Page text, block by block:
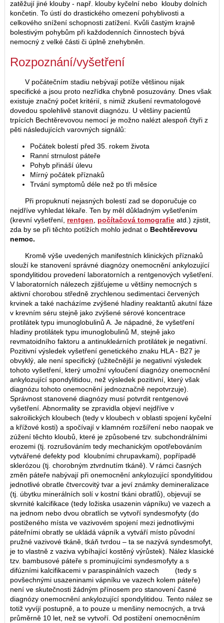
zatěžují jiné klouby - např. klouby kyčelní nebo klouby dolních
končetin. To ústí do drastického omezení pohyblivosti a
celkového snížení schopnosti zatížení. Kvůli častým krajně
bolestivým pohybům při každodenních činnostech bývá
nemocný z velké části či úplně znehybněn.
Rozpoznání/vyšetření
V počátečním stadiu nebývají potíže většinou nijak
specifické a jsou proto nezřídka chybně posuzovány. Dnes však
existuje značný počet kritérií, s nimiž zkušení revmatologové
dovedou spolehlivě stanovit diagnózu. U většiny pacientů
trpících Bechtěrevovou nemocí je možno nalézt alespoň čtyři z
pěti následujících varovných signálů:
Počátek bolestí před 35. rokem života
Ranní strnulost páteře
Pohyb přináší úlevu
Mírný počátek příznaků
Trvání symptomů déle než po tři měsíce
Při propuknutí nejasných bolestí zad se doporučuje co
nejdříve vyhledat lékaře. Ten by měl důkladným vyšetřením
(krevní vyšetření, rentgen, počítačová tomografie atd.) zjistit,
zda by se při těchto potížích mohlo jednat o Bechtěrevovu
nemoc.
Kromě výše uvedených manifestních klinických příznaků
slouží ke stanovení správné diagnózy onemocnění ankylozující
spondylitidou provedení laboratorních a rentgenových vyšetření.
V laboratorních nálezech zjišťujeme u většiny nemocných s
aktivní chorobou středně zrychlenou sedimentaci červených
krvinek a také nacházíme zvýšené hladiny reaktantů akutní fáze
v krevním séru stejně jako zvýšené sérové koncentrace
protilátek typu imunoglobulinů A. Je nápadné, že vyšetření
hladiny protilátek typu imunoglobulinů M, stejně jako
revmatoidního faktoru a antinukleárních protilátek je negativní.
Pozitivní výsledek vyšetření genetického znaku HLA - B27 je
obvyklý, ale není specifický (užitečnější je negativní výsledek
tohoto vyšetření, který umožní vyloučení diagnózy onemocnění
ankylozující spondylitidou, než výsledek pozitivní, který však
diagnózu tohoto onemocnění jednoznačně nepotvrzuje).
Správnost stanovené diagnózy musí potvrdit rentgenové
vyšetření. Abnormality se zpravidla objeví nejdříve v
sakroilických kloubech (tedy v kloubech v oblasti spojení kyčelní
a křížové kosti) a spočívají v klamném rozšíření nebo naopak ve
zúžení těchto kloubů, které je způsobené tzv. subchondrálními
erozemi (tj. rozrušováním tedy mechanickým opotřebováním
vytvářené defekty pod kloubními chrupavkami), popřípadě
sklerózou (tj. chorobným ztvrdnutím tkáně). V rámci časných
změn páteře nabývají při onemocnění ankylozující spondylitidou
jednotlivé obratle čtvercovitý tvar a jeví známky demineralizace
(tj. úbytku minerálních solí v kostní tkáni obratlů), objevují se
skvrnité kalcifikace (tedy ložiska usazenin vápníku) ve vazech a
na jednom nebo dvou obratlích se vytvoří syndesmofyty (do
postiženého místa ve vazivovém spojení mezi jednotlivými
páteřními obratly se ukládá vápník a vytváří místo původní
pružné vazivové tkáně, tkáň tvrdou – ta se nazývá syndesmofyt,
je to vlastně z vaziva vybíhající kostěný výrůstek). Nález klasické
tzv. bambusové páteře s prominujícími syndesmofyty a s
difúzními kalcifikacemi v paraspinálních vazech (tedy s
povšechnými usazeninami vápníku ve vazech kolem páteře)
není ve skutečnosti žádným přínosem pro stanovení časné
diagnózy onemocnění ankylozující spondylitidou. Tento nález se
totiž vyvíjí postupně, a to pouze u menšiny nemocných, a trvá
průměrně 10 let, než se vytvoří. Od postižení onemocněním